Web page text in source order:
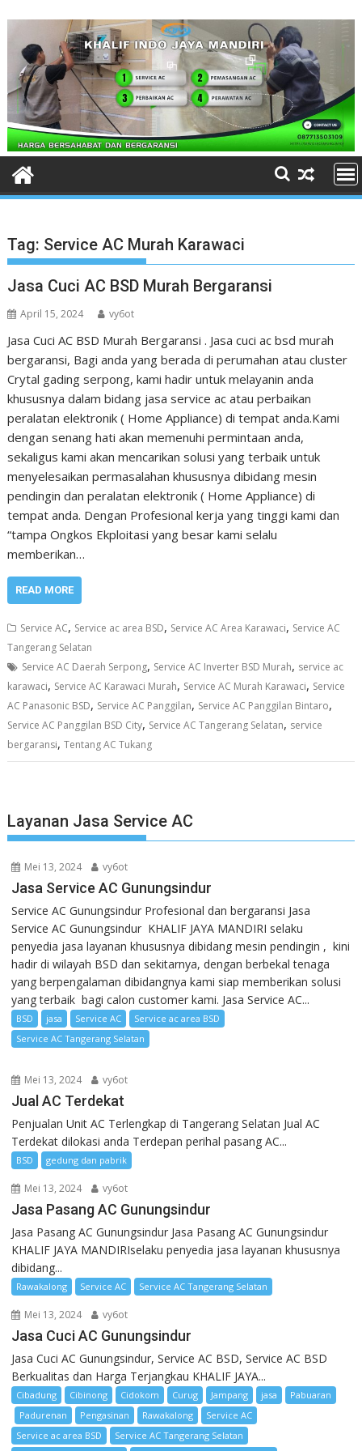
content
Tag: Service AC Murah Karawaci
Jasa Cuci AC BSD Murah Bergaransi
April 15, 2024 vy6ot
Jasa Cuci AC BSD Murah Bergaransi . Jasa cuci ac bsd murah
bergaransi, Bagi anda yang berada di perumahan atau cluster
Crytal gading serpong, kami hadir untuk melayanin anda
khususnya dalam bidang jasa service ac atau perbaikan
peralatan elektronik ( Home Appliance) di tempat anda.Kami
dengan senang hati akan memenuhi permintaan anda,
sekaligus kami akan mencarikan solusi yang terbaik untuk
menyelesaikan permasalahan khususnya dibidang mesin
pendingin dan peralatan elektronik ( Home Appliance) di
tempat anda. Dengan Profesional kerja yang tinggi kami dan
“tampa Ongkos Ekploitasi yang besar kami selalu
memberikan…
READ MORE
Service AC, Service ac area BSD, Service AC Area Karawaci, Service AC
Tangerang Selatan
Service AC Daerah Serpong, Service AC Inverter BSD Murah, service ac
karawaci, Service AC Karawaci Murah, Service AC Murah Karawaci, Service
AC Panasonic BSD, Service AC Panggilan, Service AC Panggilan Bintaro,
Service AC Panggilan BSD City, Service AC Tangerang Selatan, service
bergaransi,Tentang AC Tukang
Layanan Jasa Service AC
Mei 13, 2024 vy6ot
Jasa Service AC Gunungsindur
Service AC Gunungsindur Profesional dan bergaransi Jasa
Service AC Gunungsindur KHALIF JAYA MANDIRI selaku
penyedia jasa layanan khususnya dibidang mesin pendingin , kini
hadir di wilayah BSD dan sekitarnya, dengan berbekal tenaga
yang berpengalaman dibidangnya kami siap memberikan solusi
yang terbaik bagi calon customer kami. Jasa Service AC...
BSD jasa Service AC
Service ac area BSD
Service AC Tangerang Selatan
Mei 13, 2024 vy6ot
Jual AC Terdekat
Penjualan Unit AC Terlengkap di Tangerang Selatan Jual AC
Terdekat dilokasi anda Terdepan perihal pasang AC...
BSD gedung dan pabrik
Mei 13, 2024 vy6ot
Jasa Pasang AC Gunungsindur
Jasa Pasang AC Gunungsindur Jasa Pasang AC Gunungsindur
KHALIF JAYA MANDIRIselaku penyedia jasa layanan khususnya
dibidang...
Rawakalong Service AC Service AC Tangerang Selatan
Mei 13, 2024 vy6ot
Jasa Cuci AC Gunungsindur
Jasa Cuci AC Gunungsindur, Service AC BSD, Service AC BSD
Berkualitas dan Harga Terjangkau KHALIF JAYA...
Cibadung Cibinong Cidokom Curug Jampang jasa
Pabuaran
Padurenan
Pengasinan Rawakalong
Service AC
Service ac area BSD
Service AC Tangerang Selatan